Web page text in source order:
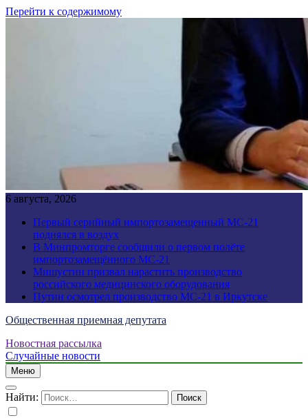
Перейти к содержимому
6 августа, 2026
Первый серийный импортозамещенный МС-21
поднялся в воздух
В Минпромторге сообщили о первом полёте
импортозамещённого МС-21
Мишустин призвал нарастить производство
российского медицинского оборудования
Путин осмотрел производство МС-21 в Иркутске
Общественная приемная депутата
Новостная рассылка
Случайные новости
Меню
Найти: